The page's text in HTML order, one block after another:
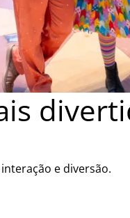
e diversão.